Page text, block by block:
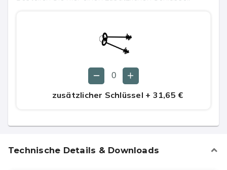
zusätzlicher Schlüssel + 31,65 €
Technische Details & Downloads